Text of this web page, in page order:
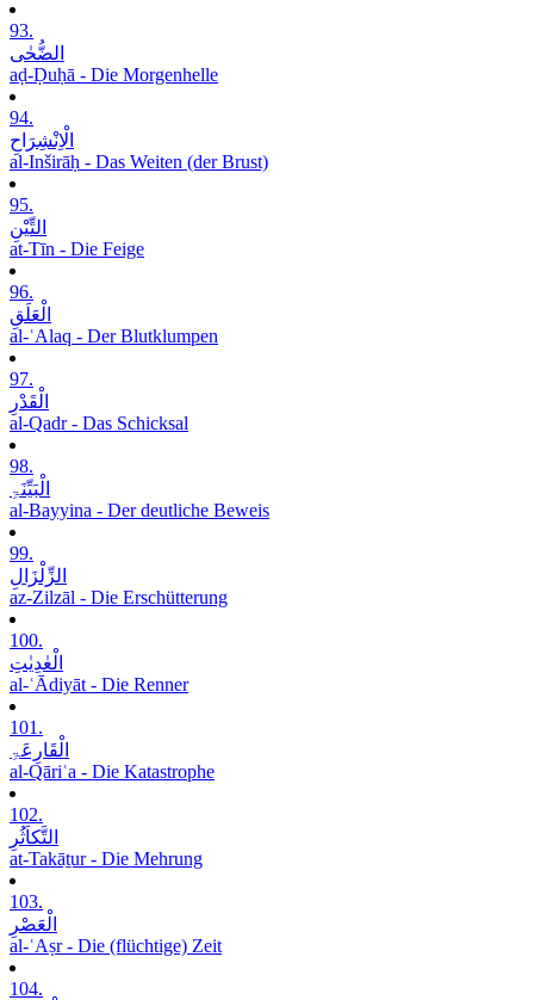
93.
الضُّحٰی
aḍ-Ḍuḥā - Die Morgenhelle
94.
الْاِنْشِرَاحِ
al-Inširāḥ - Das Weiten (der Brust)
95.
التِّیْنِ
at-Tīn - Die Feige
96.
الْعَلَقِ
al-ʿAlaq - Der Blutklumpen
97.
الْقَدْرِ
al-Qadr - Das Schicksal
98.
الْبَیِّنَۃِ
al-Bayyina - Der deutliche Beweis
99.
الزِّلْزَالِ
az-Zilzāl - Die Erschütterung
100.
الْعٰدِیٰتِ
al-ʿĀdiyāt - Die Renner
101.
الْقَارِعَۃِ
al-Qāriʿa - Die Katastrophe
102.
التَّکاَثُرِ
at-Takāṯur - Die Mehrung
103.
الْعَصْرِ
al-ʿAṣr - Die (flüchtige) Zeit
104.